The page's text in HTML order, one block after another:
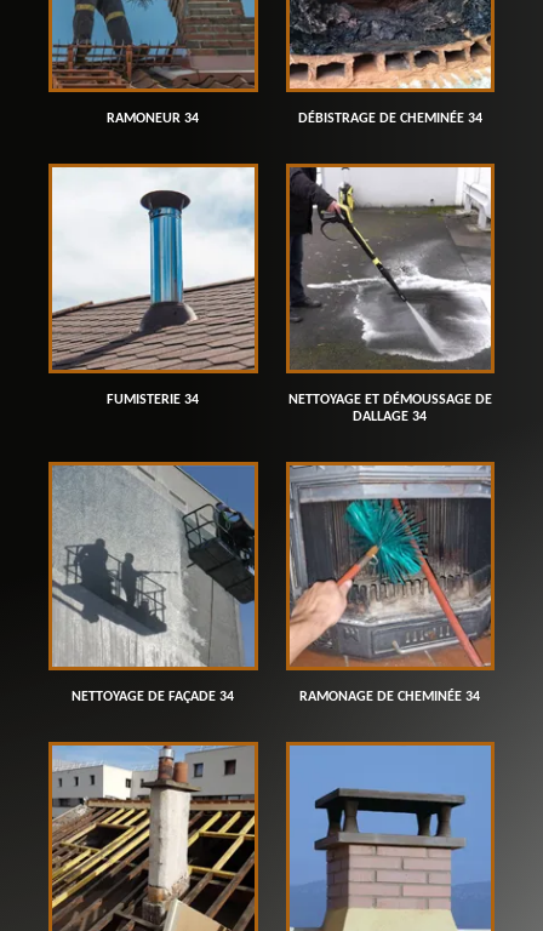
RAMONEUR 34 DÉBISTRAGE DE CHEMINÉE 34
FUMISTERIE 34
NETTOYAGE ET DÉMOUSSAGE DE
DALLAGE 34
NETTOYAGE DE FAÇADE 34 RAMONAGE DE CHEMINÉE 34